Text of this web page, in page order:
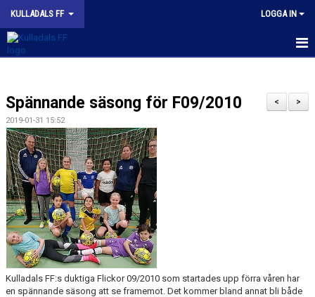
KULLADALS FF LOGGA IN
OM KLUBBEN
NYHETER
KONTAKT
INFORMATION MED POLICY
DOKUMENT
BILDGALLERI
MATCHER
>
<
Spännande säsong för F09/2010
2019-01-31 15:52
Kulladals FF:s duktiga Flickor 09/2010 som startades upp förra våren har
en spännande säsong att se framemot. Det kommer bland annat bli både